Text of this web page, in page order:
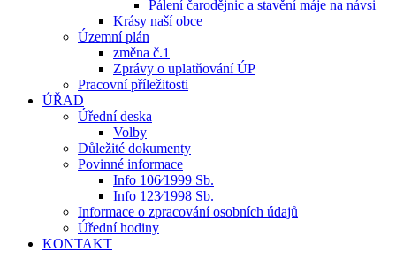
Pálení čarodějnic a stavění máje na návsi
Krásy naší obce
Územní plán
změna č.1
Zprávy o uplatňování ÚP
Pracovní příležitosti
ÚŘAD
Úřední deska
Volby
Důležité dokumenty
Povinné informace
Info 106⁄1999 Sb.
Info 123⁄1998 Sb.
Informace o zpracování osobních údajů
Úřední hodiny
KONTAKT